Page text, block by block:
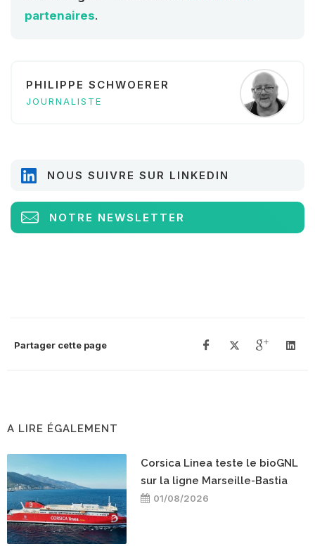
partenaires.
PHILIPPE SCHWOERER
JOURNALISTE
NOUS SUIVRE SUR LINKEDIN
NOTRE NEWSLETTER
Partager cette page
A LIRE ÉGALEMENT
Corsica Linea teste le bioGNL
sur la ligne Marseille-Bastia
01/08/2026